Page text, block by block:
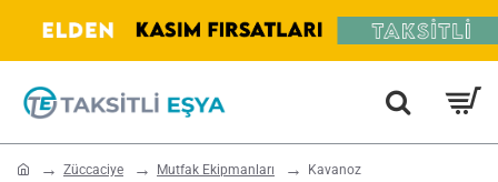
home Züccaciye Mutfak Ekipmanları Kavanoz